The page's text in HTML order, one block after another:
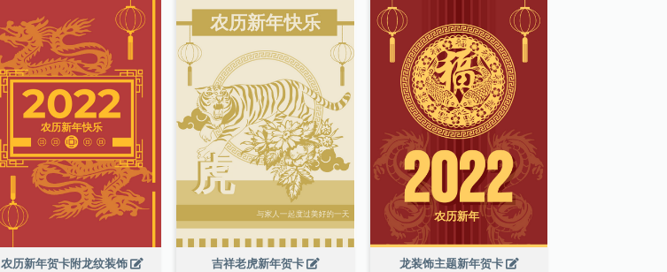
农历新年贺卡附龙纹装饰 吉祥老虎新年贺卡 龙装饰主题新年贺卡